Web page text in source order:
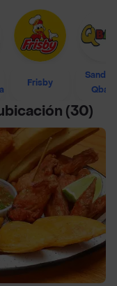
Frisby
(30)